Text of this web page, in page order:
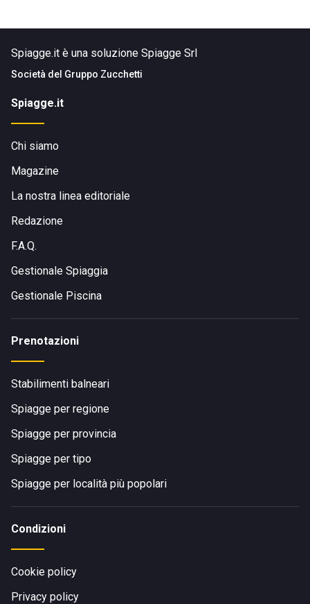
Spiagge.it è una soluzione Spiagge Srl
Società del Gruppo Zucchetti
Spiagge.it
Chi siamo
Magazine
La nostra linea editoriale
Redazione
F.A.Q.
Gestionale Spiaggia
Gestionale Piscina
Prenotazioni
Stabilimenti balneari
Spiagge per regione
Spiagge per provincia
Spiagge per tipo
Spiagge per località più popolari
Condizioni
Cookie policy
Privacy policy